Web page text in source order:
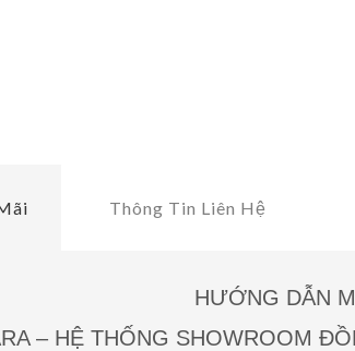
Thông Tin Liên Hệ
HƯỚNG DẪN
– HỆ THỐNG SHOWROOM